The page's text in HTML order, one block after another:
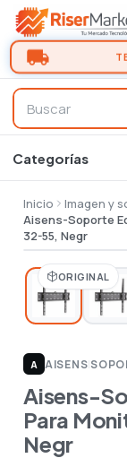
Inicio Imagen y
Aisens-Soporte
32-55, Negr
ORIGINAL
A AISENS|
Aisens-
Para
Negr